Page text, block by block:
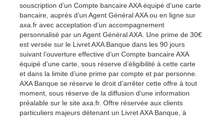
souscription d’un Compte bancaire AXA équipé d’une carte
bancaire, auprès d’un Agent Général AXA ou en ligne sur
axa.fr avec acceptation d’un accompagnement
personnalisé par un Agent Général AXA. Une prime de 30€
est versée sur le Livret AXA Banque dans les 90 jours
suivant l’ouverture effective d’un Compte bancaire AXA
équipé d’une carte, sous réserve d’éligibilité à cette carte
et dans la limite d’une prime par compte et par personne.
AXA Banque se réserve le droit d’arrêter cette offre à tout
moment, sous réserve de la diffusion d’une information
préalable sur le site axa.fr. Offre réservée aux clients
particuliers majeurs détenant un Livret AXA Banque, à